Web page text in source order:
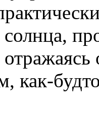
как-